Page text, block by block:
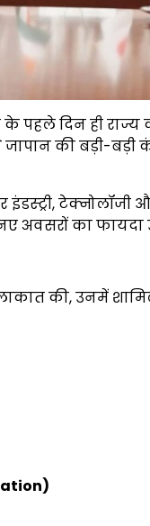
पहले दिन ही राज्य
की बड़ी-बड़ी
टेक्नोलॉजी
अवसरों का
की, उनमें